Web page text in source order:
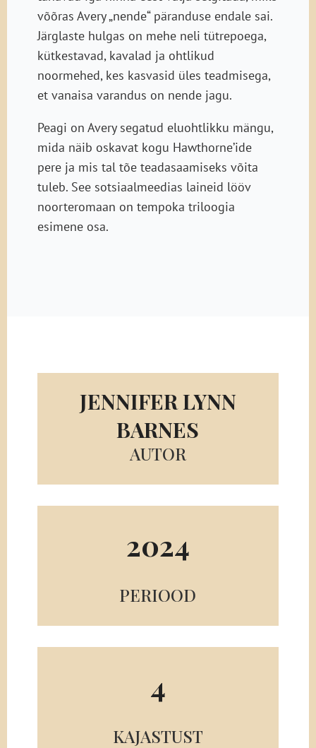
võõras Avery „nende“ päranduse endale sai.
Järglaste hulgas on mehe neli tütrepoega,
kütkestavad, kavalad ja ohtlikud
noormehed, kes kasvasid üles teadmisega,
et vanaisa varandus on nende jagu.
Peagi on Avery segatud eluohtlikku mängu,
mida näib oskavat kogu Hawthorne’ide
pere ja mis tal tõe teadasaamiseks võita
tuleb. See sotsiaalmeedias laineid lööv
noorteromaan on tempoka triloogia
esimene osa.
JENNIFER LYNN
BARNES
AUTOR
2024
PERIOOD
4
KAJASTUST